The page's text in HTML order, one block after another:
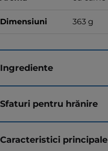
Dimensiuni 363 g
Ingrediente
Sfaturi pentru hrănire
Caracteristici principale